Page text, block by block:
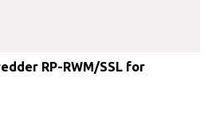
RP-RWM/SSL for